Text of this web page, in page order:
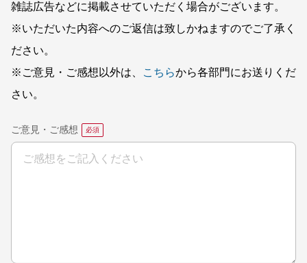
雑誌広告などに掲載させていただく場合がございます。
※いただいた内容へのご返信は致しかねますのでご了承く
ださい。
※ご意見・ご感想以外は、
こちらから各部門にお送りくだ
さい。
ご意見・ご感想